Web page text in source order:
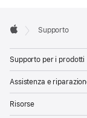
FooterSupporto
Supporto per i prodotti
Assistenza e
Risorse